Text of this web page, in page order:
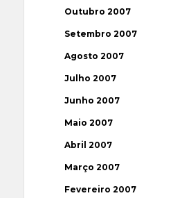
Outubro 2007
Setembro 2007
Agosto 2007
Julho 2007
Junho 2007
Maio 2007
Abril 2007
Março 2007
Fevereiro 2007